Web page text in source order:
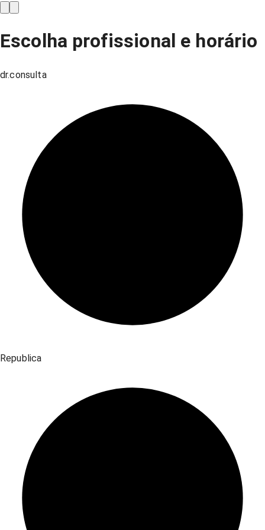
Escolha profissional e horário
dr.consulta
Republica